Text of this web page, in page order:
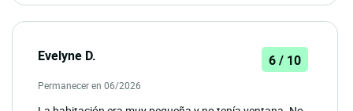
Evelyne D. 6 / 10
Permanecer en 06/2026